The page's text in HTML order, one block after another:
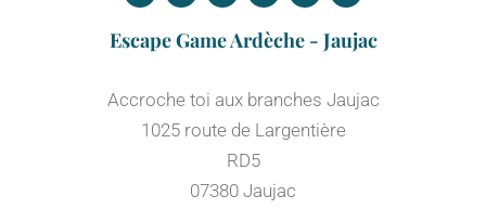
Escape Game Ardèche - Jaujac
Accroche toi aux branches Jaujac
1025 route de Largentière
RD5
07380 Jaujac